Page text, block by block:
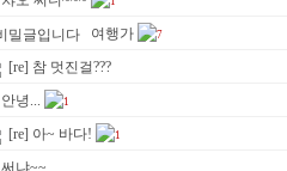
여행가 7
[re] 참 멋진걸???
안녕... 1
[re] 아~ 바다! 1
써냐~~